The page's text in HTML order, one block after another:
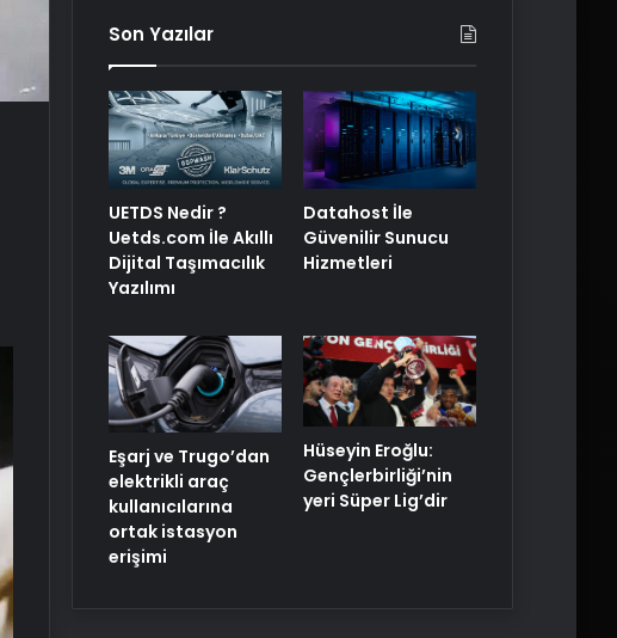
Son Yazılar
UETDS Nedir ?
Uetds.com İle Akıllı
Dijital Taşımacılık
Yazılımı
Datahost İle
Güvenilir Sunucu
Hizmetleri
Eşarj ve Trugo’dan
elektrikli araç
kullanıcılarına
ortak istasyon
erişimi
Hüseyin Eroğlu:
Gençlerbirliği’nin
yeri Süper Lig’dir